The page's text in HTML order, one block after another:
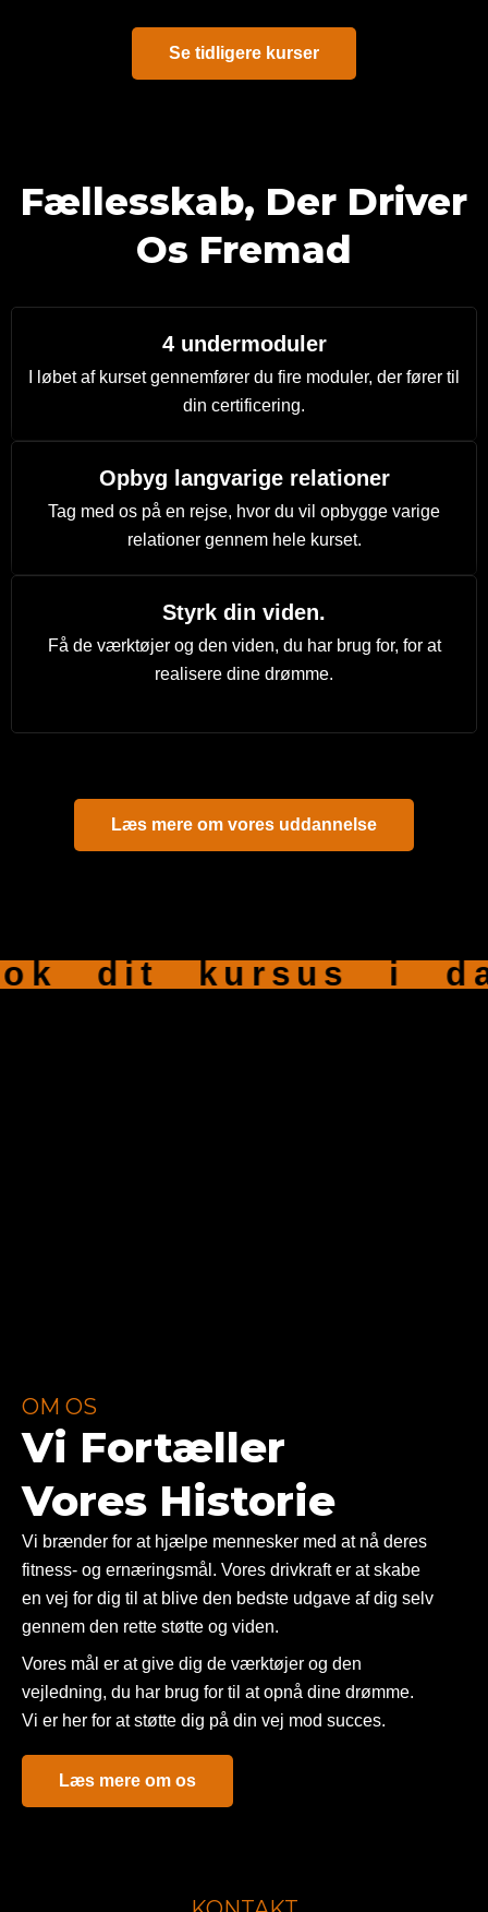
Se tidligere kurser
Fællesskab, Der Driver
Os Fremad
4 undermoduler
I løbet af kurset gennemfører du fire moduler, der fører til
din certificering.
Opbyg langvarige relationer
Tag med os på en rejse, hvor du vil opbygge varige
relationer gennem hele kurset.
Styrk din viden.
Få de værktøjer og den viden, du har brug for, for at
realisere dine drømme.
Læs mere om vores uddannelse
Book dit
OM OS
Vi Fortæller
Vores Historie
Vi brænder for at hjælpe mennesker med at nå deres
fitness- og ernæringsmål. Vores drivkraft er at skabe
en vej for dig til at blive den bedste udgave af dig selv
gennem den rette støtte og viden.
Vores mål er at give dig de værktøjer og den
vejledning, du har brug for til at opnå dine drømme.
Vi er her for at støtte dig på din vej mod succes.
Læs mere om os